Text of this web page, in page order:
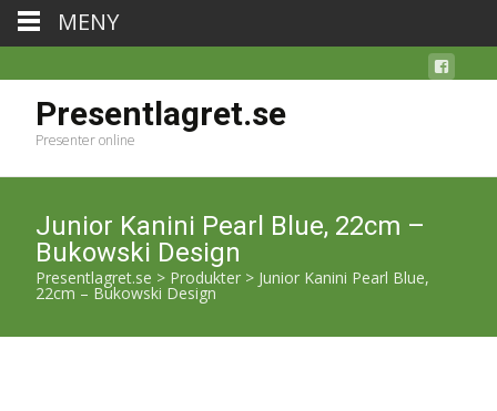
Presentlagret.se
Presenter online
Junior Kanini Pearl Blue, 22cm –
Bukowski Design
Presentlagret.se > Produkter > Junior Kanini Pearl Blue,
22cm – Bukowski Design
MENY